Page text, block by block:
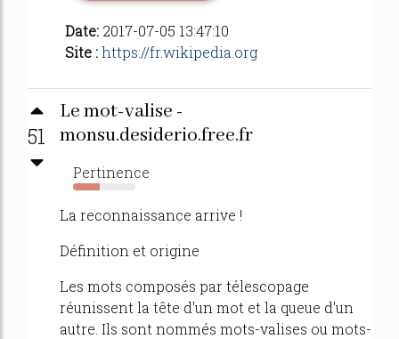
Date: 2017-07-05 13:47:10
Site :https://fr.wikipedia.org
51
Le mot-valise -
monsu.desiderio.free.fr
Pertinence
43%
La reconnaissance arrive !
Définition et origine
Les mots composés par télescopage
réunissent la tête d'un mot et la queue d'un
autre. Ils sont nommés mots-valises ou mots-